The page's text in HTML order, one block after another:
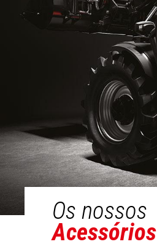
Os nossos
Acessórios